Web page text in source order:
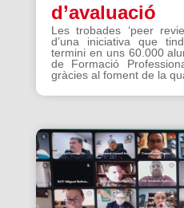
d’avaluació
Les trobades ‘peer
d’una iniciativa que
termini en uns 60.000
de Formació
gràcies al foment de la